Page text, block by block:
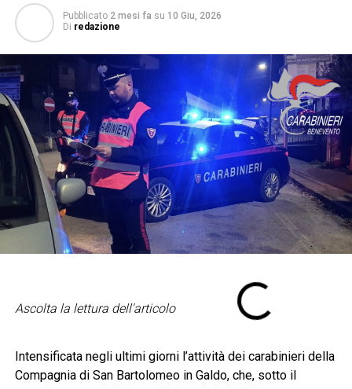
Pubblicato 2 mesi fa su 10 Giu, 2026
Di redazione
Ascolta la lettura dell'articolo
Intensificata negli ultimi giorni l’attività dei carabinieri della
Compagnia di San Bartolomeo in Galdo, che, sotto il